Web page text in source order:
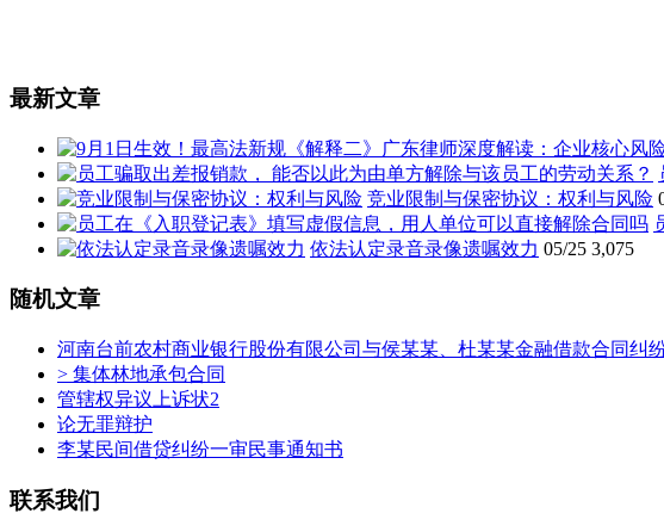
最新文章
竞业限制与保密协议：权利与风险
依法认定录音录像遗嘱效力 05/25 3,075
随机文章
河南台前农村商业银行股份有限公司与侯某某、杜某某金融借款合同纠
> 集体林地承包合同
管辖权异议上诉状2
论无罪辩护
李某民间借贷纠纷一审民事通知书
联系我们